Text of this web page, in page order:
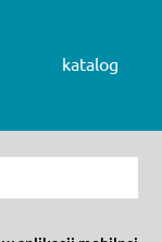
katalog